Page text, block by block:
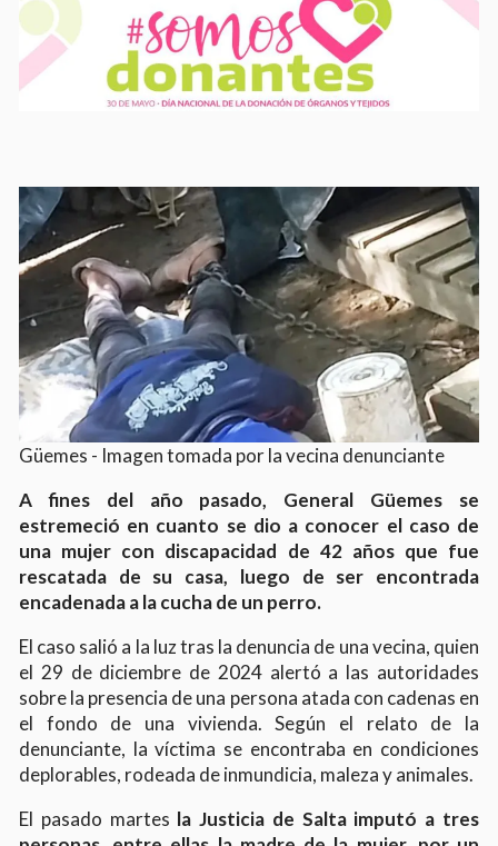
Güemes - Imagen tomada por la vecina denunciante
A fines del año pasado, General Güemes se
estremeció en cuanto se dio a conocer el caso de
una mujer con discapacidad de 42 años que fue
rescatada de su casa, luego de ser encontrada
encadenada a la cucha de un perro.
El caso salió a la luz tras la denuncia de una vecina, quien
el 29 de diciembre de 2024 alertó a las autoridades
sobre la presencia de una persona atada con cadenas en
el fondo de una vivienda. Según el relato de la
denunciante, la víctima se encontraba en condiciones
deplorables, rodeada de inmundicia, maleza y animales.
El pasado martes la Justicia de Salta imputó a tres